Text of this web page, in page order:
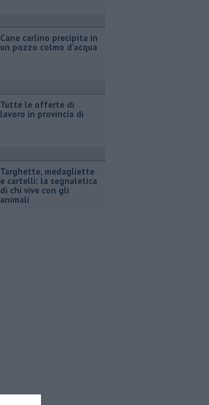
Cane carlino precipita in
un pozzo colmo d'acqua
​Tutte le offerte di
lavoro in provincia di
Targhette, medagliette
e cartelli: la segnaletica
di chi vive con gli
animali